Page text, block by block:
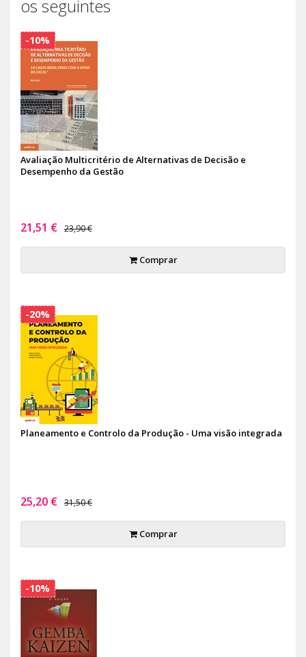
os seguintes
Avaliação Multicritério de Alternativas de Decisão e
Desempenho da Gestão
21,51 € 23,90 €
Comprar
-10%
Planeamento e Controlo da Produção - Uma visão integrada
25,20 € 31,50 €
Comprar
-20%
-10%